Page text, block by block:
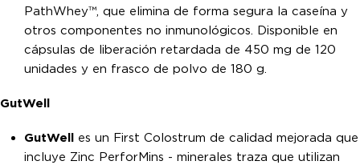
PathWhey™, que elimina de forma segura la caseína y
otros componentes no inmunológicos. Disponible en
cápsulas de liberación retardada de 450 mg de 120
unidades y en frasco de polvo de 180 g.
GutWell
GutWell es un First Colostrum de calidad mejorada que
incluye Zinc PerforMins - minerales traza que utilizan